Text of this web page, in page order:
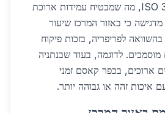
בינלאומיים כמו ISO 3834, מה שמבטיח עמידות ארוכת
כי באזור המרכז שיעור
הפגמים נמוך ב-15% בהשוואה לפריפריה, בזכות פיקוח
מוסמכים. לדוגמה, בעוד שבנתניה
ארוכים, בכפר קאסם זמני
איכות זהה או גבוהה יותר.